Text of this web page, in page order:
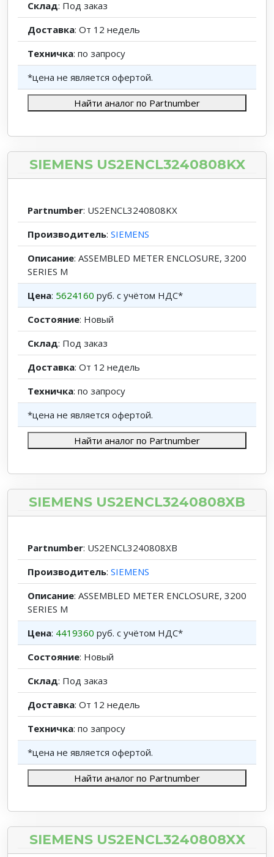
Склад: Под заказ
Доставка: От 12 недель
Техничка: по запросу
*цена не является офертой.
Найти аналог по Partnumber
SIEMENS US2ENCL3240808KX
Partnumber: US2ENCL3240808KX
Производитель: SIEMENS
Описание: ASSEMBLED METER ENCLOSURE, 3200
SERIES M
Цена: 5624160 руб. с учётом НДС*
Состояние: Новый
Склад: Под заказ
Доставка: От 12 недель
Техничка: по запросу
*цена не является офертой.
Найти аналог по Partnumber
SIEMENS US2ENCL3240808XB
Partnumber: US2ENCL3240808XB
Производитель: SIEMENS
Описание: ASSEMBLED METER ENCLOSURE, 3200
SERIES M
Цена: 4419360 руб. с учётом НДС*
Состояние: Новый
Склад: Под заказ
Доставка: От 12 недель
Техничка: по запросу
*цена не является офертой.
Найти аналог по Partnumber
SIEMENS US2ENCL3240808XX